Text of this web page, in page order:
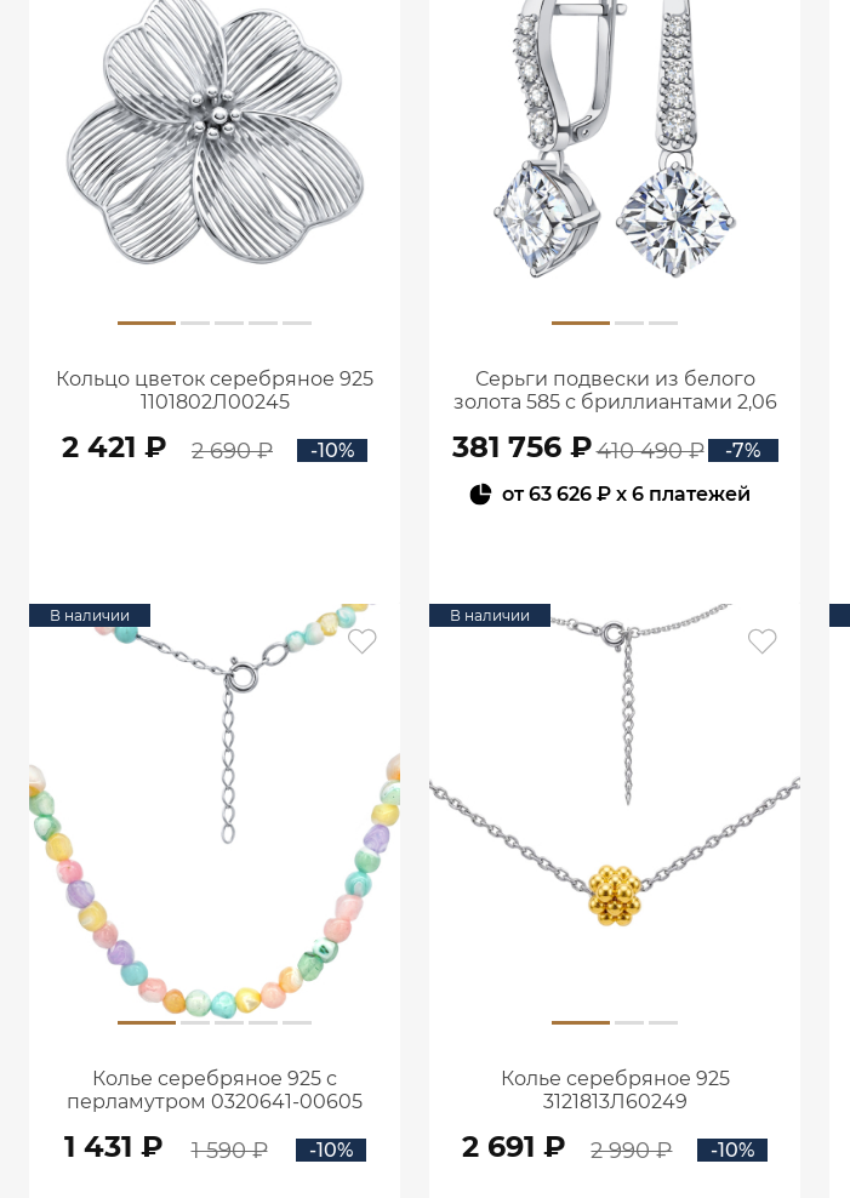
Кольцо цветок серебряное 925
1101802Л00245
2 421 ₽ 2 690 ₽ -10%
Серьги подвески из белого
золота 585 с бриллиантами 2,06
381 756 ₽410 490 ₽
-7%
от63 626 ₽ x 6 платежей
В наличии
Колье серебряное 925 с
перламутром 0320641-00605
1 431 ₽ 1 590 ₽ -10%
В наличии
Колье серебряное 925
3121813Л60249
2 691 ₽ 2 990 ₽ -10%